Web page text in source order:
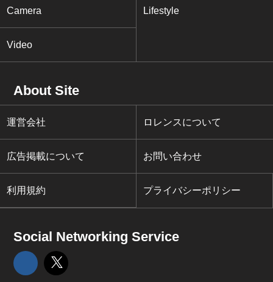
Camera Lifestyle
Video
About Site
運営会社 ロレンスについて
広告掲載について お問い合わせ
利用規約 プライバシーポリシー
Social Networking Service